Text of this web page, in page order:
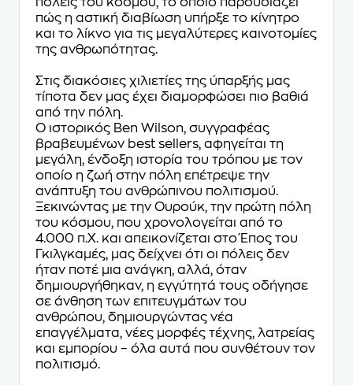
πόλεις του κόσμου, το οποίο παρουσιάζει
πώς η αστική διαβίωση υπήρξε το κίνητρο
και το λίκνο για τις μεγαλύτερες καινοτομίες
της ανθρωπότητας.
Στις διακόσιες χιλιετίες της ύπαρξής μας
τίποτα δεν μας έχει διαμορφώσει πιο βαθιά
από την πόλη.
Ο ιστορικός Ben Wilson, συγγραφέας
βραβευμένων best sellers, αφηγείται τη
μεγάλη, ένδοξη ιστορία του τρόπου με τον
οποίο η ζωή στην πόλη επέτρεψε την
ανάπτυξη του ανθρώπινου πολιτισμού.
Ξεκινώντας με την Ουρούκ, την πρώτη πόλη
του κόσμου, που χρονολογείται από το
4.000 π.Χ. και απεικονίζεται στο Έπος του
Γκιλγκαμές, μας δείχνει ότι οι πόλεις δεν
ήταν ποτέ μια ανάγκη, αλλά, όταν
δημιουργήθηκαν, η εγγύτητά τους οδήγησε
σε άνθηση των επιτευγμάτων του
ανθρώπου, δημιουργώντας νέα
επαγγέλματα, νέες μορφές τέχνης, λατρείας
και εμπορίου – όλα αυτά που συνθέτουν τον
πολιτισμό.